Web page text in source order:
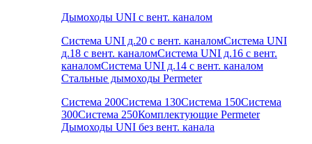
Дымоходы UNI с вент. каналом
Система UNI д.20 с вент. каналомСистема UNI
д.18 с вент. каналомСистема UNI д.16 с вент.
каналомСистема UNI д.14 с вент. каналом
Стальные дымоходы Permeter
Система 200Система 130Система 150Система
300Система 250Комплектующие Permeter
Дымоходы UNI без вент. канала